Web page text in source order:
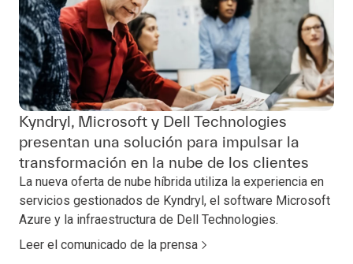
Kyndryl, Microsoft y Dell Technologies
presentan una solución para impulsar la
transformación en la nube de los clientes
La nueva oferta de nube híbrida utiliza la experiencia en
servicios gestionados de Kyndryl, el software Microsoft
Azure y la infraestructura de Dell Technologies.
Leer el comunicado de la prensa